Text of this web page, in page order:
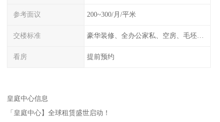
参考面议 200~300/月/平米
交楼标准 豪华装修、全办公家私、空房、毛坯、任选
看房 提前预约
皇庭中心信息
「皇庭中心】全球租赁盛世启动！